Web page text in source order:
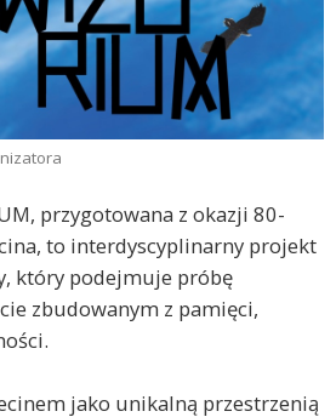
przygotowana z okazji 80-
to interdyscyplinarny projekt
który podejmuje próbę
zbudowanym z pamięci,
jako unikalną przestrzenią